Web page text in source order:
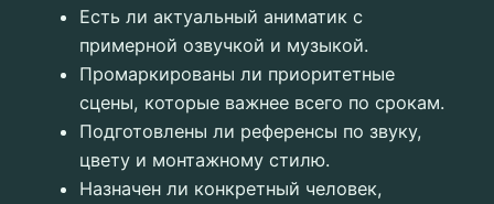
Есть ли актуальный аниматик с
примерной озвучкой и музыкой.
Промаркированы ли приоритетные
сцены, которые важнее всего по срокам.
Подготовлены ли референсы по звуку,
цвету и монтажному стилю.
Назначен ли конкретный человек,